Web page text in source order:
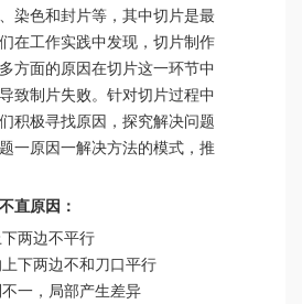
染色和封片等，其中切片是最
在工作实践中发现，切片制作
方面的原因在切片这一环节中
致制片失败。针对切片过程中
积极寻找原因，探究解决问题
一原因一解决方法的模式，推
直原因：
两边不平行
下两边不和刀口平行
一，局部产生差异